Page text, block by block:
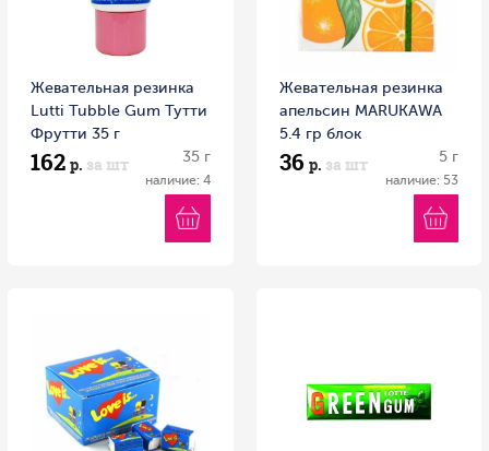
Жевательная резинка
Lutti Tubble Gum Тутти
Фрутти 35 г
162 р. за шт 35 г
наличие: 4
Жевательная резинка
апельсин MARUKAWA
5.4 гр блок
36 р. за шт 5 г
наличие: 53